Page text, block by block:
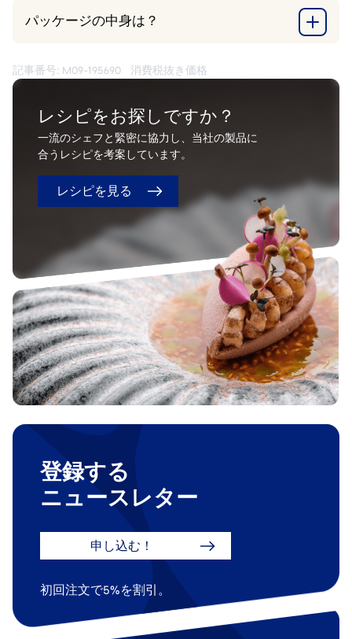
パッケージの中身は？
記事番号: M09-195690 消費税抜き価格
レシピをお探しですか？
一流のシェフと緊密に協力し、当社の製品に
合うレシピを考案しています。
レシピを見る
登録する
ニュースレター
申し込む！
初回注文で5%を割引。